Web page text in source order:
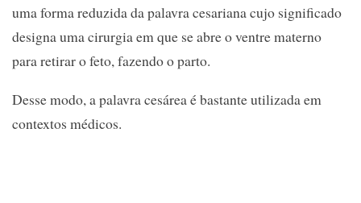
uma forma reduzida da palavra cesariana cujo significado
designa uma cirurgia em que se abre o ventre materno
para retirar o feto, fazendo o parto.
Desse modo, a palavra cesárea é bastante utilizada em
contextos médicos.